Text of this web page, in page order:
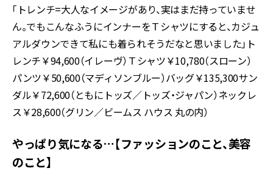
「トレンチ=大人なイメージがあり、実はまだ持っていませ
ん。でもこんなふうにインナーをＴシャツにすると、カジュ
アルダウンできて私にも着られそうだなと思いました」ト
レンチ￥94,600（イレーヴ）Ｔシャツ￥10,780（スローン）
パンツ￥50,600（マディソンブルー）バッグ￥135,300サン
ダル￥72,600（ともにトッズ／トッズ・ジャパン）ネックレ
ス￥28,600（グリン／ビームス ハウス 丸の内）
やっぱり気になる…【ファッションのこと、美容
のこと】